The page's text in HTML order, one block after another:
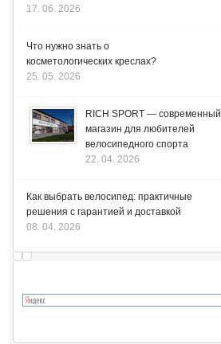
17. 06. 2026
Что нужно знать о
косметологических креслах?
25. 05. 2026
RICH SPORT — современный
магазин для любителей
велосипедного спорта
22. 04. 2026
Как выбрать велосипед: практичные
решения с гарантией и доставкой
08. 04. 2026